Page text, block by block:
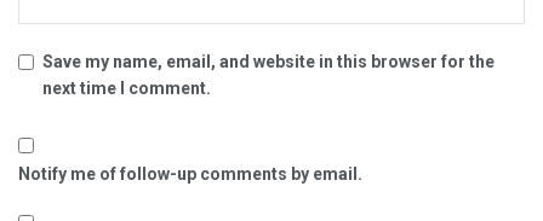
Save my name, email, and website in this browser for the
next time I comment.
Notify me of follow-up comments by email.